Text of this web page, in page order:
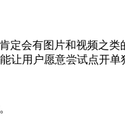
会有图片和视频之类
让用户愿意尝试点开单